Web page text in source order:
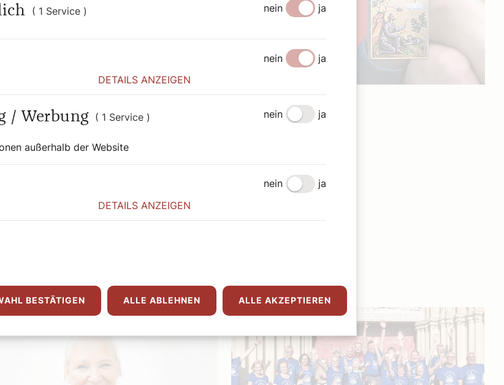
Werbung
( 1 Service ) nein ja
nein
ja
DETAILS ANZEIGEN
/ Werbung ( 1 Service )
außerhalb der Website
nein ja
nein
ja
DETAILS ANZEIGEN
BESTÄTIGEN ALLE ABLEHNEN ALLE AKZEPTIEREN